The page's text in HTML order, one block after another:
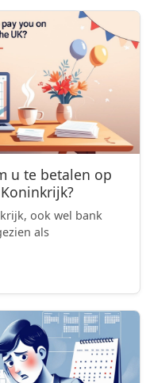
u te betalen op
ook wel bank
als